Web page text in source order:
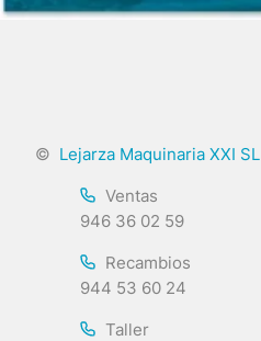
© Lejarza Maquinaria XXI SL
Ventas
946 36 02 59
Recambios
944 53 60 24
Taller